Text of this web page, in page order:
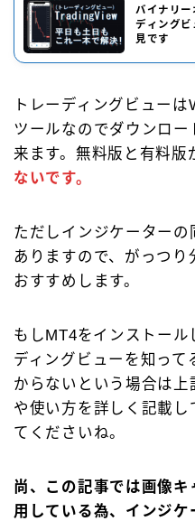
バイナリ
ディングビ
見です
トレーディングビュー
ツールなのでダウンロ
来ます。無料版と有料版
ないです。
ただしインジケーター
ありますので、がっつり
おすすめします。
もしMT4をインストー
ディングビューを知って
からないという場合は
や使い方を詳しく記載
てくださいね。
尚、この記事では画像
用している為、インジ